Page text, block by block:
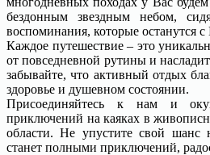
бездонным звездным небом,
воспоминания, которые останутся с
Каждое путешествие – это
от повседневной рутины и
забывайте, что активный отдых
здоровье и душевном состоянии.
Присоединяйтесь к нам и
приключений на каяках в
области. Не упустите свой шанс
станет полными приключений,